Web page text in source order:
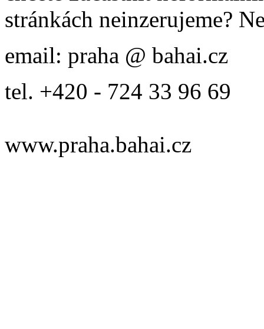
stránkách neinzerujeme?
email: praha @ bahai.cz
tel. +420 - 724 33 96 69
www.praha.bahai.cz